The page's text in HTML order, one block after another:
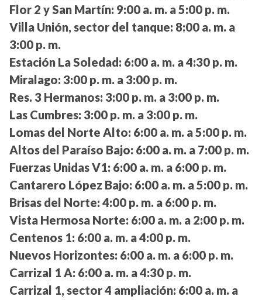
Flor 2 y San Martín: 9:00 a. m. a 5:00 p. m.
Villa Unión, sector del tanque: 8:00 a. m. a
3:00 p. m.
Estación La Soledad: 6:00 a. m. a 4:30 p. m.
Miralago: 3:00 p. m. a 3:00 p. m.
Res. 3 Hermanos: 3:00 p. m. a 3:00 p. m.
Las Cumbres: 3:00 p. m. a 3:00 p. m.
Lomas del Norte Alto: 6:00 a. m. a 5:00 p. m.
Altos del Paraíso Bajo: 6:00 a. m. a 7:00 p. m.
Fuerzas Unidas V1: 6:00 a. m. a 6:00 p. m.
Cantarero López Bajo: 6:00 a. m. a 5:00 p. m.
Brisas del Norte: 4:00 p. m. a 6:00 p. m.
Vista Hermosa Norte: 6:00 a. m. a 2:00 p. m.
Centenos 1: 6:00 a. m. a 4:00 p. m.
Nuevos Horizontes: 6:00 a. m. a 6:00 p. m.
Carrizal 1 A: 6:00 a. m. a 4:30 p. m.
Carrizal 1, sector 4 ampliación: 6:00 a. m. a